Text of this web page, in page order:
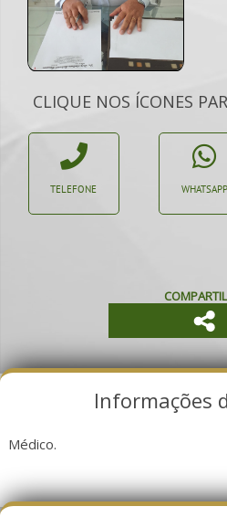
CLIQUE NOS ÍCONES
TELEFONE WHATSAPP
Informações
Médico.